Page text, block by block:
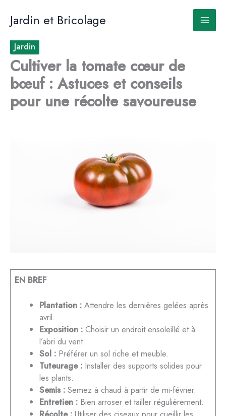
contenu
Jardin et Bricolage
Jardin
Cultiver la tomate cœur de
bœuf : Astuces et conseils
pour une récolte savoureuse
EN BREF
Plantation : Attendre les dernières gelées après
avril.
Exposition : Choisir un endroit ensoleillé et à
l’abri du vent.
Sol : Préférer un sol riche et meuble.
Tuteurage : Installer des supports solides pour
les plants.
Semis : Semez à chaud à partir de mi-février.
Entretien : Bien arroser et tailler régulièrement.